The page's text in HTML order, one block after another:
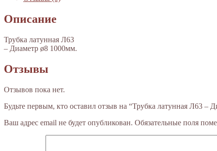
Описание
Трубка латунная Л63
– Диаметр ø8 1000мм.
Отзывы
Отзывов пока нет.
Будьте первым, кто оставил отзыв на “Трубка латунная Л63 –
Ваш адрес email не будет опубликован. Обязательные поля